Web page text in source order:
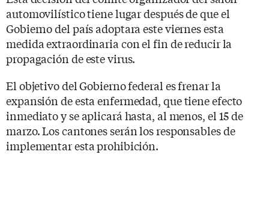
automovilístico tiene lugar después de que el
Gobierno del país adoptara este viernes esta
medida extraordinaria con el fin de reducir la
propagación de este virus.
El objetivo del Gobierno federal es frenar la
expansión de esta enfermedad, que tiene efecto
inmediato y se aplicará hasta, al menos, el 15 de
marzo. Los cantones serán los responsables de
implementar esta prohibición.